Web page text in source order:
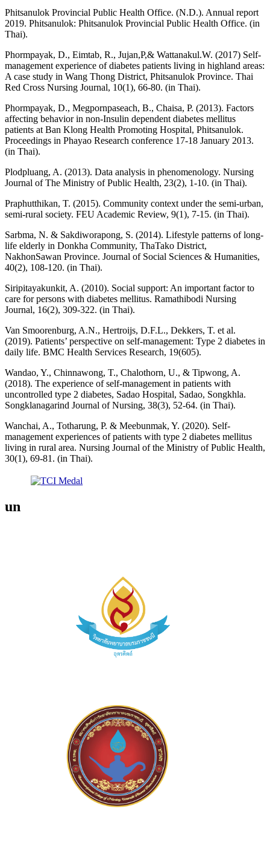
Phitsanulok Provincial Public Health Office. (N.D.). Annual report
2019. Phitsanulok: Phitsanulok Provincial Public Health Office. (in
Thai).
Phormpayak, D., Eimtab, R., Jujan,P,& Wattanakul.W. (2017) Self-
management experience of diabetes patients living in highland areas:
A case study in Wang Thong District, Phitsanulok Province. Thai
Red Cross Nursing Journal, 10(1), 66-80. (in Thai).
Phormpayak, D., Megpornpaseach, B., Chaisa, P. (2013). Factors
affecting behavior in non-Insulin dependent diabetes mellitus
patients at Ban Klong Health Promoting Hospital, Phitsanulok.
Proceedings in Phayao Research conference 17-18 January 2013.
(in Thai).
Plodpluang, A. (2013). Data analysis in phenomenology. Nursing
Journal of The Ministry of Public Health, 23(2), 1-10. (in Thai).
Praphutthikan, T. (2015). Community context under the semi-urban,
semi-rural society. FEU Academic Review, 9(1), 7-15. (in Thai).
Sarbma, N. & Sakdiworapong, S. (2014). Lifestyle patterns of long-
life elderly in Donkha Community, ThaTako District,
NakhonSawan Province. Journal of Social Sciences & Humanities,
40(2), 108-120. (in Thai).
Siripitayakunkit, A. (2010). Social support: An important factor to
care for persons with diabetes mellitus. Ramathibodi Nursing
Journal, 16(2), 309-322. (in Thai).
Van Smoorenburg, A.N., Hertroijs, D.F.L., Dekkers, T. et al.
(2019). Patients’ perspective on self-management: Type 2 diabetes in
daily life. BMC Health Services Research, 19(605).
Wandao, Y., Chinnawong, T., Chalothorn, U., & Tipwong, A.
(2018). The experience of self-management in patients with
uncontrolled type 2 diabetes, Sadao Hospital, Sadao, Songkhla.
Songklanagarind Journal of Nursing, 38(3), 52-64. (in Thai).
Wanchai, A., Totharung, P. & Meebunmak, Y. (2020). Self-
management experiences of patients with type 2 diabetes mellitus
living in rural area. Nursing Journal of the Ministry of Public Health,
30(1), 69-81. (in Thai).
un